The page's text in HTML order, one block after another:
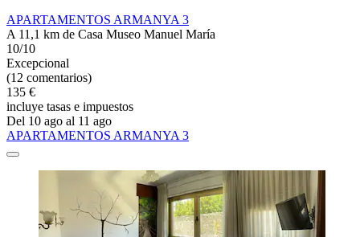
APARTAMENTOS ARMANYA 3
A 11,1 km de Casa Museo Manuel María
10/10
Excepcional
(12 comentarios)
135 €
incluye tasas e impuestos
Del 10 ago al 11 ago
APARTAMENTOS ARMANYA 3